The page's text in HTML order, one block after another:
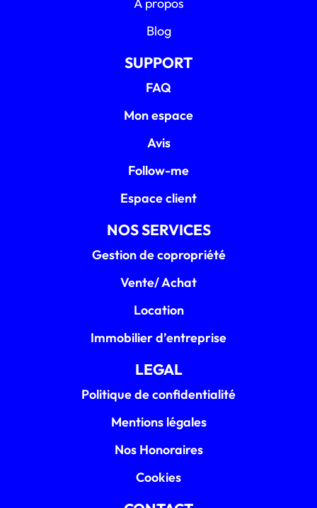
Blog
SUPPORT
FAQ
Mon espace
Avis
Follow-me
Espace client
NOS SERVICES
Gestion de copropriété
Vente/ Achat
Location
Immobilier d’entreprise
LEGAL
Politique de confidentialité
Mentions légales
Nos Honoraires
Cookies